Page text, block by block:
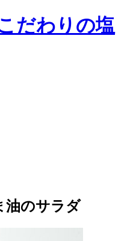
油のサラダ